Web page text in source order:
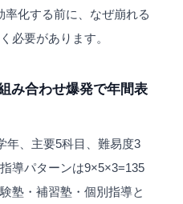
率化する前に、なぜ崩れる
必要があります。
み合わせ爆発で年間表
年、主要5科目、難易度3
導パターンは9×5×3=135
塾・補習塾・個別指導と